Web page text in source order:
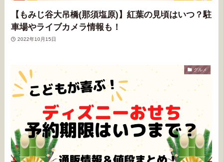
【もみじ谷大吊橋(那須塩原)】紅葉の見頃はいつ？駐
車場やライブカメラ情報も！
2022年10月15日
グルメ